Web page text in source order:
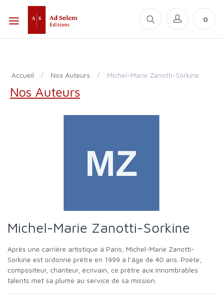
0
Accueil / Nos Auteurs / Michel-Marie Zanotti-Sorkine
Nos Auteurs
Michel-Marie Zanotti-Sorkine
Après une carrière artistique à Paris, Michel-Marie Zanotti-
Sorkine est ordonné prêtre en 1999 à l’âge de 40 ans. Poète,
compositeur, chanteur, écrivain, ce prêtre aux innombrables
talents met sa plume au service de sa mission.